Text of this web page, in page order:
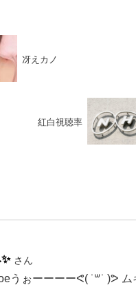
冴えカノ
紅白視聴率
さん
うぉーーーーᕙ( ˙꒳​˙ )ᕗ ム